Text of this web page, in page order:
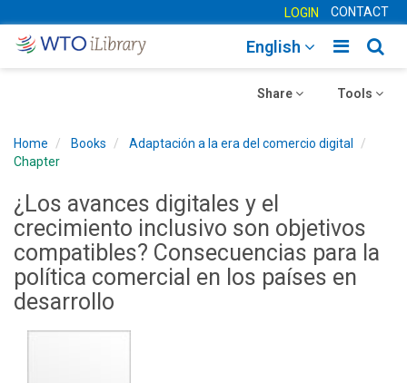
LOGIN CONTACT
Toggle
English
Toggle
Tools
Toggle
Share
Home Books
Adaptación a la era del comercio digital
Chapter
¿Los avances digitales y el
crecimiento inclusivo son objetivos
compatibles? Consecuencias para la
política comercial en los países en
desarrollo